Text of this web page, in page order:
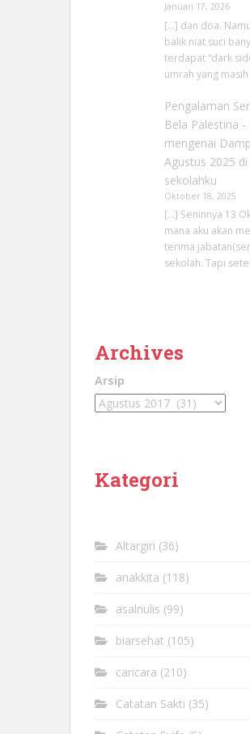
Januari 17, 2026
[…] dan doa.
balik niat suci
terdapat “dark
umrah yang
Pengalaman
Bela Palestina -
mengenai
Agustus 2025
sekolahku
Oktober 18, 2025
[…] Seninnya 13
mana aku akan
terima
sekolah. Tapi
Archives
Arsip
Kategori
Altargiri (36)
anakkita (118)
asalnulis (99)
biarsehat (105)
caricara (210)
Catatan Sakti (35)